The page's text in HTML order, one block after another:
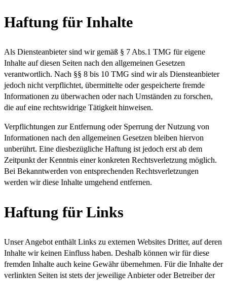
Haftung für Inhalte
Als Diensteanbieter sind wir gemäß § 7 Abs.1 TMG für eigene
Inhalte auf diesen Seiten nach den allgemeinen Gesetzen
verantwortlich. Nach §§ 8 bis 10 TMG sind wir als Diensteanbieter
jedoch nicht verpflichtet, übermittelte oder gespeicherte fremde
Informationen zu überwachen oder nach Umständen zu forschen,
die auf eine rechtswidrige Tätigkeit hinweisen.
Verpflichtungen zur Entfernung oder Sperrung der Nutzung von
Informationen nach den allgemeinen Gesetzen bleiben hiervon
unberührt. Eine diesbezügliche Haftung ist jedoch erst ab dem
Zeitpunkt der Kenntnis einer konkreten Rechtsverletzung möglich.
Bei Bekanntwerden von entsprechenden Rechtsverletzungen
werden wir diese Inhalte umgehend entfernen.
Haftung für Links
Unser Angebot enthält Links zu externen Websites Dritter, auf deren
Inhalte wir keinen Einfluss haben. Deshalb können wir für diese
fremden Inhalte auch keine Gewähr übernehmen. Für die Inhalte der
verlinkten Seiten ist stets der jeweilige Anbieter oder Betreiber der